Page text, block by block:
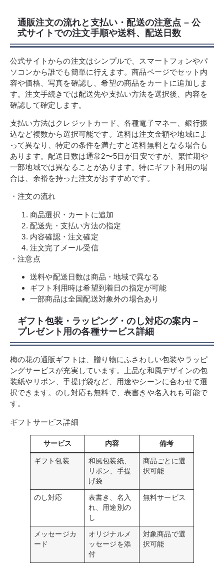
通販注文の流れと支払い・配送の注意点 – 公
式サイトでの注文手順や送料、配送日数
公式サイトからの注文はシンプルで、スマートフォンやパ
ソコンから誰でも簡単に行えます。商品ページでセット内
容や価格、写真を確認し、希望の商品をカートに追加しま
す。注文手続きでは配送先や支払い方法を選択後、内容を
確認して確定します。
支払い方法はクレジットカード、各種電子マネー、銀行振
込など複数から選択可能です。送料は注文金額や地域によ
って異なり、特定の条件を満たすと送料無料となる場合も
あります。配送日数は通常2〜5日が目安ですが、繁忙期や
一部地域では異なることがあります。特にギフト利用の場
合は、余裕を持った注文がおすすめです。
・注文の流れ
商品選択・カートに追加
配送先・支払い方法の指定
内容確認・注文確定
注文完了メール受信
・注意点
送料や配送日数は商品・地域で異なる
ギフト利用時は希望到着日の指定が可能
一部商品は全国配送対象外の場合あり
ギフト包装・ラッピング・のし対応の案内 –
プレゼント用の各種サービス詳細
梅の花の通販ギフトは、贈り物にふさわしい包装やラッピ
ングサービスが充実しています。上品な和風デザインの包
装紙やリボン、手提げ袋など、用途やシーンに合わせて選
択できます。のし対応も無料で、表書きや名入れも可能で
す。
ギフトサービス詳細
サービス 内容 備考
ギフト包装
和風包装紙、
リボン、手提
げ袋
商品ごとに選
択可能
のし対応
表書き、名入
れ、用途別の
し
無料サービス
メッセージカ
ード
オリジナルメ
ッセージを添
付
対象商品で選
択可能